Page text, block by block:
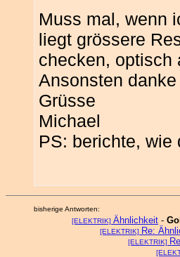
Muss mal, wenn
liegt grössere
checken, optisch
Ansonsten
Grüsse
Michael
PS: berichte, wie
bisherige Antworten:
[ELEKTRIK] Ähnlichkeit -
[ELEKTRIK] Re:
[ELEKTRIK]